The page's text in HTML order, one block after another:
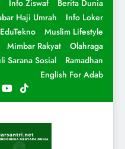
Info Ziswaf
Berita Dunia
Haji Umrah
Info Loker
EduTekno
Muslim Lifestyle
Mimbar Rakyat
Olahraga
Sarana Sosial
Ramadhan
English For Adab